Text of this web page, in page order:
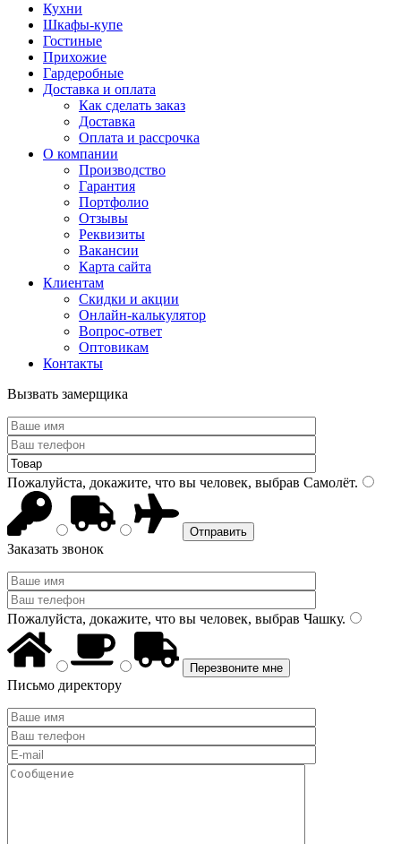
Кухни
Шкафы-купе
Гостиные
Прихожие
Гардеробные
Доставка и оплата
Как сделать заказ
Доставка
Оплата и рассрочка
О компании
Производство
Гарантия
Портфолио
Отзывы
Реквизиты
Вакансии
Карта сайта
Клиентам
Скидки и акции
Онлайн-калькулятор
Вопрос-ответ
Оптовикам
Контакты
Вызвать замерщика
Пожалуйста, докажите, что вы человек, выбрав Самолёт.
Заказать звонок
Пожалуйста, докажите, что вы человек, выбрав Чашку.
Письмо директору